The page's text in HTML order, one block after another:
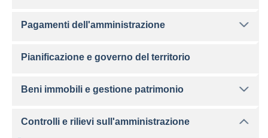
Pagamenti dell'amministrazione
Pianificazione e governo del territorio
Beni immobili e gestione patrimonio
Controlli e rilievi sull'amministrazione